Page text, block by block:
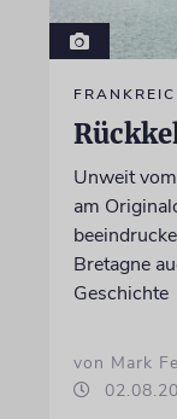
Unweit
am
Bretagne
Geschichte
von Mark